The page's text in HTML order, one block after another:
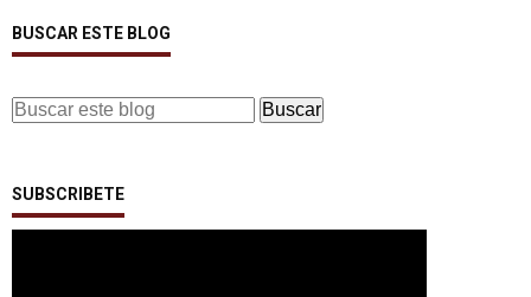
BUSCAR ESTE BLOG
SUBSCRIBETE